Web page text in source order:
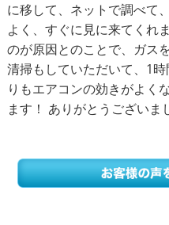
に移して、ネットで調べて
よく、すぐに見に来てくれ
のが原因とのことで、ガス
清掃もしていただいて、1
りもエアコンの効きがよく
ます！ ありがとうございま